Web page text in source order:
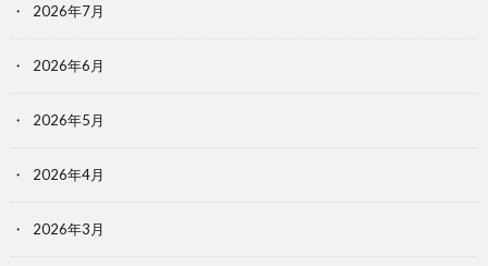
2026年7月
2026年6月
2026年5月
2026年4月
2026年3月